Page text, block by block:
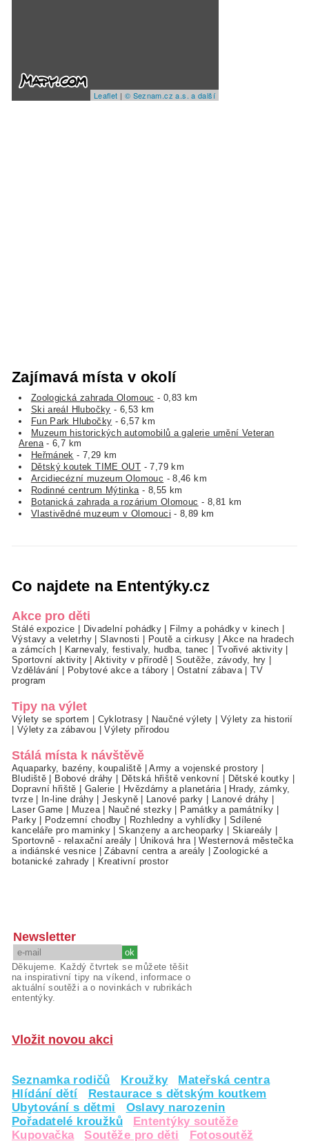
Leaflet | © Seznam.cz a.s. a další
Zajímavá místa v okolí
Zoologická zahrada Olomouc - 0,83 km
Ski areál Hlubočky - 6,53 km
Fun Park Hlubočky - 6,57 km
Muzeum historických automobilů a galerie umění Veteran
Arena- 6,7 km
Heřmánek - 7,29 km
Dětský koutek TIME OUT - 7,79 km
Arcidiecézní muzeum Olomouc - 8,46 km
Rodinné centrum Mýtinka- 8,55 km
Botanická zahrada a rozárium Olomouc - 8,81 km
Vlastivědné muzeum v Olomouci - 8,89 km
Co najdete na Ententýky.cz
Akce pro děti
Stálé expozice Divadelní pohádky Filmy a pohádky v kinech
Výstavy a veletrhy|Slavnosti Poutě a cirkusy
Akce na hradech
a zámcích
Karnevaly, festivaly, hudba, tanec Tvořivé aktivity
Sportovní aktivity|Aktivity v přírodě |Soutěže, závody, hry
Vzdělávání
Pobytové akce a tábory Ostatní zábava|TV
program
Tipy na výlet
Výlety se sportem Cyklotrasy Naučné výlety
Výlety za historií
Výlety za zábavou |Výlety přírodou
Stálá místa k návštěvě
Aquaparky, bazény, koupaliště |Army a vojenské prostory
Bludiště
Bobové dráhy Dětská hřiště venkovní Dětské koutky
Dopravní hřiště
Galerie Hvězdárny a planetária|
Hrady, zámky,
tvrze| In-line dráhy |Jeskyně| Lanové parky Lanové dráhy
Laser Game
Muzea| Naučné stezky Památky a památníky
Parky| Podzemní chodby Rozhledny a vyhlídky
Sdílené
kanceláře pro maminky |Skanzeny a archeoparky Skiareály
Sportovně - relaxační areály
Úniková hra|Westernová městečka
a indiánské vesnice |Zábavní centra a areály |Zoologické a
botanické zahrady
Kreativní prostor
Newsletter
Děkujeme. Každý čtvrtek se můžete těšit
na inspirativní tipy na víkend, informace o
aktuální soutěži a o novinkách v rubrikách
ententýky.
Vložit novou akci
Seznamka rodičů Kroužky
Mateřská centra
Hlídání dětí
Restaurace s dětským koutkem
Ubytování s dětmi
Oslavy narozenin
Pořadatelé kroužků
Ententýky soutěže
Kupovačka
Soutěže pro děti Fotosoutěž